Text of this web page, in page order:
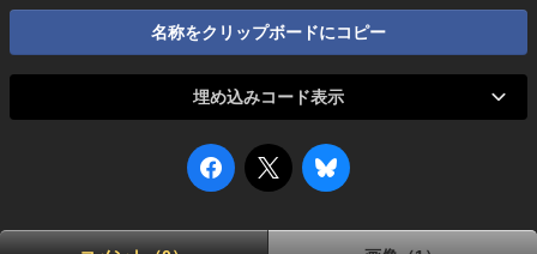
名称をクリップボードにコピー
埋め込みコード表示